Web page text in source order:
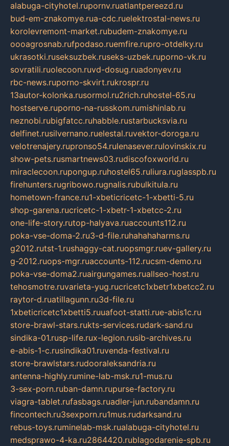
alabuga-cityhotel.rupornv.ruatlantpereezd.ru
bud-em-znakomye.rua-cdc.ruelektrostal-news.ru
korolevremont-market.rubudem-znakomye.ru
oooagrosnab.rufpodaso.ruemfire.rupro-otdelky.ru
ukrasotki.ruseksuzbek.ruseks-uzbek.ruporno-vk.ru
sovratili.ruolecoon.ruvd-dosug.ruadonyev.ru
rbc-news.ruporno-skvirt.rukrospr.ru
13autor-kolonka.rusormol.ru2rich.ruhostel-65.ru
hostserve.ruporno-na-russkom.rumishinlab.ru
neznobi.rubigfatcc.ruhabble.rustarbucksvia.ru
delfinet.rusilvernano.ruelestal.ruvektor-doroga.ru
velotrenajery.rupronso54.rulenasever.rulovinskix.ru
show-pets.rusmartnews03.rudiscofoxworld.ru
miraclecoon.rupongup.ruhostel65.ruliura.ruglasspb.ru
firehunters.rugribowo.rugnalis.rubulkitula.ru
hometown-france.ru1-xbeticricetc-1-xbetti-5.ru
shop-garena.rucricetc-1-xbetr-1-xbetcc-2.ru
one-life-story.rutop-halyava.ruaccounts112.ru
poka-vse-doma-2.ru3-d-file.ruhahahaharms.ru
g2012.rutst-1.rushaggy-cat.ruopsmgr.ruev-gallery.ru
g-2012.ruops-mgr.ruaccounts-112.rucsm-demo.ru
poka-vse-doma2.ruairgungames.ruallseo-host.ru
tehosmotre.ruvarieta-yug.rucricetc1xbetr1xbetcc2.ru
raytor-d.ruatillagunn.ru3d-file.ru
1xbeticricetc1xbetti5.ruuafoot-statti.rue-abis1c.ru
store-brawl-stars.rukts-services.rudark-sand.ru
sindika-01.rusp-life.rux-legion.rusib-archives.ru
e-abis-1-c.rusindika01.ruvenda-festival.ru
store-brawlstars.rudooraleksandria.ru
antenna-highly.rumine-lab-msk.ru1-mus.ru
3-sex-porn.ruban-damn.rupurse-factory.ru
viagra-tablet.rufasbags.ruadler-jun.rubandamn.ru
fincontech.ru3sexporn.ru1mus.rudarksand.ru
rebus-toys.ruminelab-msk.rualabuga-cityhotel.ru
medsprawo-4-ka.ru2864420.rublagodarenie-spb.ru